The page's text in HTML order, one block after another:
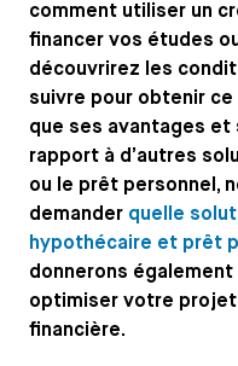
comment utiliser un
financer vos études
découvrirez les
suivre pour obtenir
que ses avantages et
rapport à d’autres
ou le prêt personnel,
demander quelle
hypothécaire et prêt
donnerons
optimiser votre
financière.